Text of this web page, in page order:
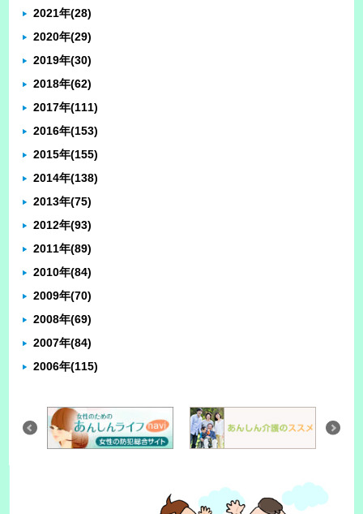
2021年(28)
2020年(29)
2019年(30)
2018年(62)
2017年(111)
2016年(153)
2015年(155)
2014年(138)
2013年(75)
2012年(93)
2011年(89)
2010年(84)
2009年(70)
2008年(69)
2007年(84)
2006年(115)